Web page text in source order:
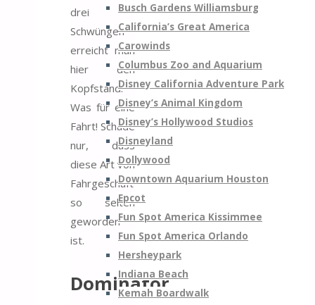
Busch Gardens Williamsburg
California’s Great America
Carowinds
Columbus Zoo and Aquarium
Disney California Adventure Park
Disney’s Animal Kingdom
Disney’s Hollywood Studios
Disneyland
Dollywood
Downtown Aquarium Houston
Epcot
Fun Spot America Kissimmee
Fun Spot America Orlando
Hersheypark
Indiana Beach
Kemah Boardwalk
drei
Schwüngen
erreicht man
hier den
Kopfstand.
Was für eine
Fahrt! Schade
nur, dass
diese Art von
Fahrgeschäft
so selten
geworden
ist.
Dominator